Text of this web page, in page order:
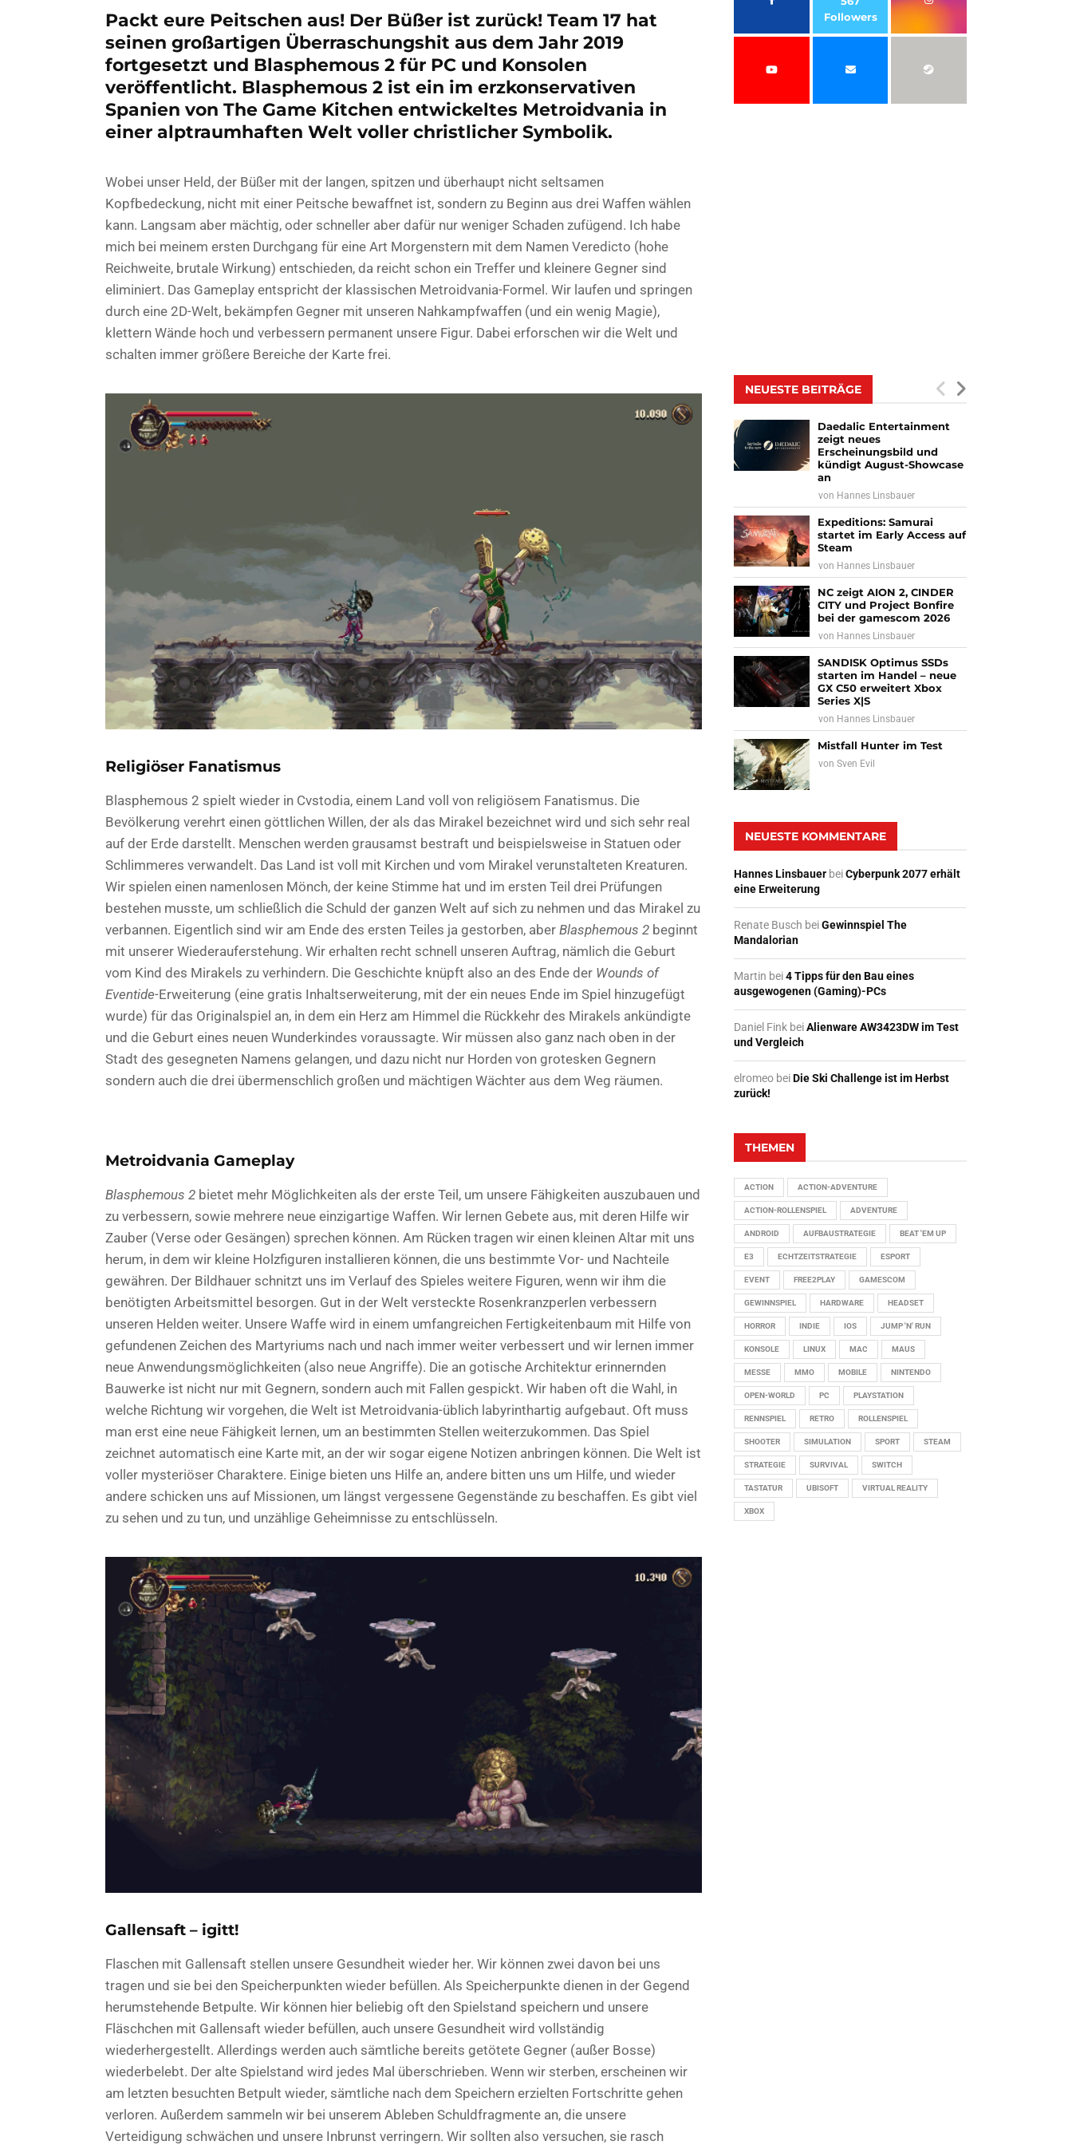
Packt eure Peitschen aus! Der Büßer ist zurück! Team 17 hat
seinen großartigen Überraschungshit aus dem Jahr 2019
fortgesetzt und Blasphemous 2 für PC und Konsolen
veröffentlicht. Blasphemous 2 ist ein im erzkonservativen
Spanien von The Game Kitchen entwickeltes Metroidvania in
einer alptraumhaften Welt voller christlicher Symbolik.
Wobei unser Held, der Büßer mit der langen, spitzen und überhaupt nicht seltsamen
Kopfbedeckung, nicht mit einer Peitsche bewaffnet ist, sondern zu Beginn aus drei Waffen wählen
kann. Langsam aber mächtig, oder schneller aber dafür nur weniger Schaden zufügend. Ich habe
mich bei meinem ersten Durchgang für eine Art Morgenstern mit dem Namen Veredicto (hohe
Reichweite, brutale Wirkung) entschieden, da reicht schon ein Treffer und kleinere Gegner sind
eliminiert. Das Gameplay entspricht der klassischen Metroidvania-Formel. Wir laufen und springen
durch eine 2D-Welt, bekämpfen Gegner mit unseren Nahkampfwaffen (und ein wenig Magie),
klettern Wände hoch und verbessern permanent unsere Figur. Dabei erforschen wir die Welt und
schalten immer größere Bereiche der Karte frei.
Religiöser Fanatismus
Blasphemous 2 spielt wieder in Cvstodia, einem Land voll von religiösem Fanatismus. Die
Bevölkerung verehrt einen göttlichen Willen, der als das Mirakel bezeichnet wird und sich sehr real
auf der Erde darstellt. Menschen werden grausamst bestraft und beispielsweise in Statuen oder
Schlimmeres verwandelt. Das Land ist voll mit Kirchen und vom Mirakel verunstalteten Kreaturen.
Wir spielen einen namenlosen Mönch, der keine Stimme hat und im ersten Teil drei Prüfungen
bestehen musste, um schließlich die Schuld der ganzen Welt auf sich zu nehmen und das Mirakel zu
verbannen. Eigentlich sind wir am Ende des ersten Teiles ja gestorben, aber Blasphemous 2 beginnt
mit unserer Wiederauferstehung. Wir erhalten recht schnell unseren Auftrag, nämlich die Geburt
vom Kind des Mirakels zu verhindern. Die Geschichte knüpft also an des Ende der Wounds of
Eventide-Erweiterung (eine gratis Inhaltserweiterung, mit der ein neues Ende im Spiel hinzugefügt
wurde) für das Originalspiel an, in dem ein Herz am Himmel die Rückkehr des Mirakels ankündigte
und die Geburt eines neuen Wunderkindes voraussagte. Wir müssen also ganz nach oben in der
Stadt des gesegneten Namens gelangen, und dazu nicht nur Horden von grotesken Gegnern
sondern auch die drei übermenschlich großen und mächtigen Wächter aus dem Weg räumen.
Metroidvania Gameplay
Blasphemous 2 bietet mehr Möglichkeiten als der erste Teil, um unsere Fähigkeiten auszubauen und
zu verbessern, sowie mehrere neue einzigartige Waffen. Wir lernen Gebete aus, mit deren Hilfe wir
Zauber (Verse oder Gesängen) sprechen können. Am Rücken tragen wir einen kleinen Altar mit uns
herum, in dem wir kleine Holzfiguren installieren können, die uns bestimmte Vor- und Nachteile
gewähren. Der Bildhauer schnitzt uns im Verlauf des Spieles weitere Figuren, wenn wir ihm die
benötigten Arbeitsmittel besorgen. Gut in der Welt versteckte Rosenkranzperlen verbessern
unseren Helden weiter. Unsere Waffe wird in einem umfangreichen Fertigkeitenbaum mit Hilfe von
gefundenen Zeichen des Martyriums nach und nach immer weiter verbessert und wir lernen immer
neue Anwendungsmöglichkeiten (also neue Angriffe). Die an gotische Architektur erinnernden
Bauwerke ist nicht nur mit Gegnern, sondern auch mit Fallen gespickt. Wir haben oft die Wahl, in
welche Richtung wir vorgehen, die Welt ist Metroidvania-üblich labyrinthartig aufgebaut. Oft muss
man erst eine neue Fähigkeit lernen, um an bestimmten Stellen weiterzukommen. Das Spiel
zeichnet automatisch eine Karte mit, an der wir sogar eigene Notizen anbringen können. Die Welt ist
voller mysteriöser Charaktere. Einige bieten uns Hilfe an, andere bitten uns um Hilfe, und wieder
andere schicken uns auf Missionen, um längst vergessene Gegenstände zu beschaffen. Es gibt viel
zu sehen und zu tun, und unzählige Geheimnisse zu entschlüsseln.
Gallensaft – igitt!
Flaschen mit Gallensaft stellen unsere Gesundheit wieder her. Wir können zwei davon bei uns
tragen und sie bei den Speicherpunkten wieder befüllen. Als Speicherpunkte dienen in der Gegend
herumstehende Betpulte. Wir können hier beliebig oft den Spielstand speichern und unsere
Fläschchen mit Gallensaft wieder befüllen, auch unsere Gesundheit wird vollständig
wiederhergestellt. Allerdings werden auch sämtliche bereits getötete Gegner (außer Bosse)
wiederbelebt. Der alte Spielstand wird jedes Mal überschrieben. Wenn wir sterben, erscheinen wir
am letzten besuchten Betpult wieder, sämtliche nach dem Speichern erzielten Fortschritte gehen
verloren. Außerdem sammeln wir bei unserem Ableben Schuldfragmente an, die unsere
Verteidigung schwächen und unsere Inbrunst verringern. Wir sollten also versuchen, sie rasch
Followers
NEUESTE BEITRÄGE
Daedalic Entertainment
zeigt neues
Erscheinungsbild und
kündigt August-Showcase
an
von Hannes Linsbauer
Expeditions: Samurai
startet im Early Access auf
Steam
von Hannes Linsbauer
NC zeigt AION 2, CINDER
CITY und Project Bonfire
bei der gamescom 2026
von Hannes Linsbauer
SANDISK Optimus SSDs
starten im Handel – neue
GX C50 erweitert Xbox
Series X|S
von Hannes Linsbauer
Mistfall Hunter im Test
vonSven Evil
NEUESTE KOMMENTARE
Hannes Linsbauer beiCyberpunk 2077 erhält
eine Erweiterung
Renate Busch beiGewinnspiel The
Mandalorian
Martin bei4 Tipps für den Bau eines
ausgewogenen (Gaming)-PCs
Daniel Fink beiAlienware AW3423DW im Test
und Vergleich
elromeo beiDie Ski Challenge ist im Herbst
zurück!
THEMEN
ACTION ACTION-ADVENTURE
ACTION-ROLLENSPIEL ADVENTURE
ANDROID AUFBAUSTRATEGIE BEAT 'EM UP
E3 ECHTZEITSTRATEGIE ESPORT
EVENT FREE2PLAY GAMESCOM
GEWINNSPIEL HARDWARE HEADSET
HORROR INDIE IOS JUMP 'N' RUN
KONSOLE LINUX MAC MAUS
MESSE MMO MOBILE NINTENDO
OPEN-WORLD PC PLAYSTATION
RENNSPIEL RETRO ROLLENSPIEL
SHOOTER SIMULATION SPORT STEAM
STRATEGIE SURVIVAL SWITCH
TASTATUR UBISOFT VIRTUAL REALITY
XBOX